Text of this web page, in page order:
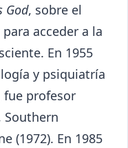
God, sobre el
acceder a la
En 1955
y psiquiatría
fue profesor
Southern
(1972). En 1985